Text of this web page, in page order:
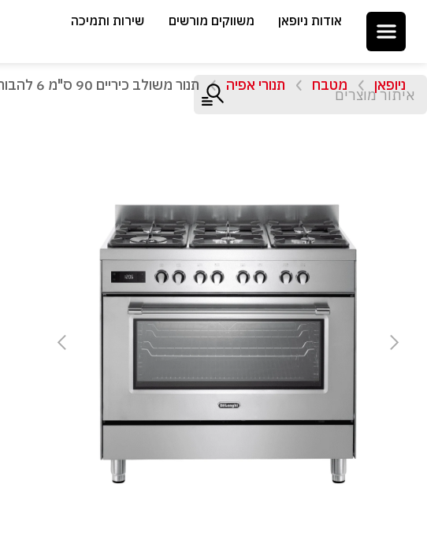
אודות ניופאן משווקים מורשים שירות ותמיכה
ניופאן מטבח תנורי אפיה תנור משולב כיריים 90 ס"מ 6 להבות Delonghi PRO966MIL